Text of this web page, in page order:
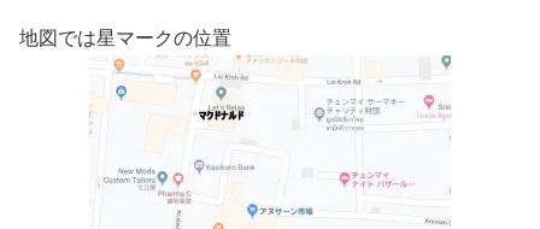
地図では星マークの位置